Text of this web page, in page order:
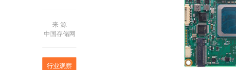
来 源
中国存储网
行业观察